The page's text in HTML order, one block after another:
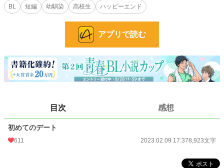
誰がどんな嘘をついているのか。
嘘の先にあるものとはーー？
13,516 位 / 228,850 件
お気に入り 124
8,923
更新日時
初回公開日時
BL
短編 幼馴染 高校生 ハッピーエンド
アプリで読む
目次 感想
初めてのデート
611 2023.02.09 17:378,923文字